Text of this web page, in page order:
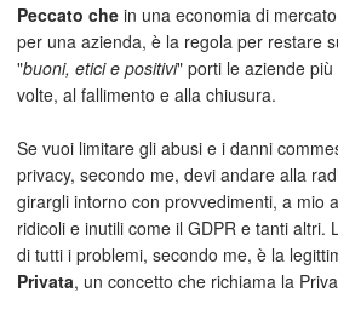
Peccato che in una economia di
per una azienda, è la regola per restare
"buoni, etici e positivi" porti le aziende
volte, al fallimento e alla chiusura.
Se vuoi limitare gli abusi e i danni
privacy, secondo me, devi andare alla
girargli intorno con provvedimenti, a mio
ridicoli e inutili come il GDPR e tanti altri.
di tutti i problemi, secondo me, è la
Privata, un concetto che richiama la